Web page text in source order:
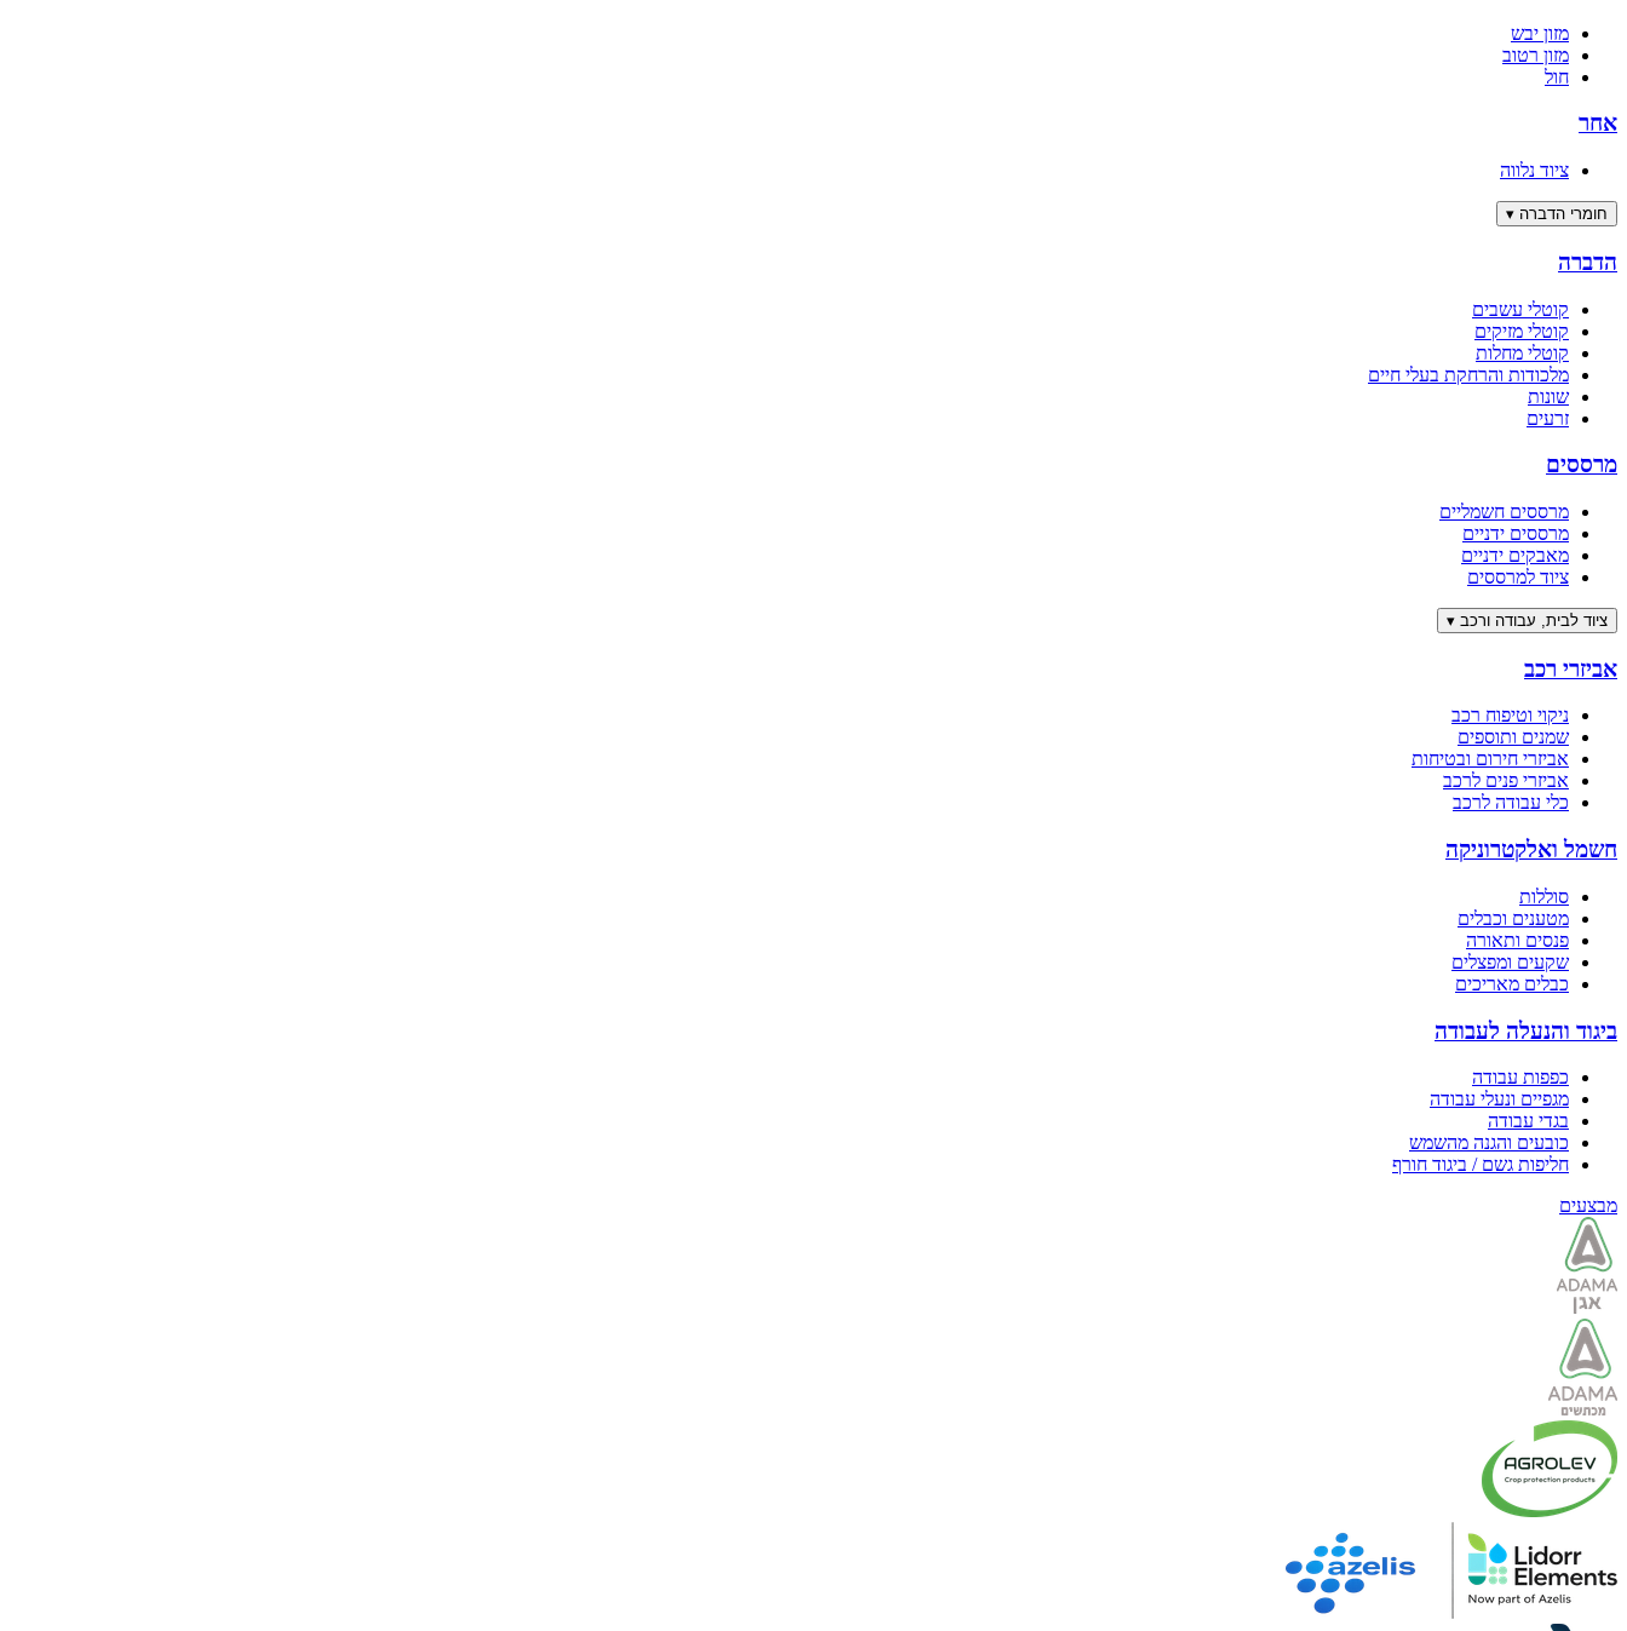
מזון יבש
מזון רטוב
חול
אחר
ציוד נלווה
חומרי הדברה ▾
הדברה
קוטלי עשבים
קוטלי מזיקים
קוטלי מחלות
מלכודות והרחקת בעלי חיים
שונות
זרעים
מרססים
מרססים חשמליים
מרססים ידניים
מאבקים ידניים
ציוד למרססים
ציוד לבית, עבודה ורכב ▾
אביזרי רכב
ניקוי וטיפוח רכב
שמנים ותוספים
אביזרי חירום ובטיחות
אביזרי פנים לרכב
כלי עבודה לרכב
חשמל ואלקטרוניקה
סוללות
מטענים וכבלים
פנסים ותאורה
שקעים ומפצלים
כבלים מאריכים
ביגוד והנעלה לעבודה
כפפות עבודה
מגפיים ונעלי עבודה
בגדי עבודה
כובעים והגנה מהשמש
חליפות גשם / ביגוד חורף
מבצעים